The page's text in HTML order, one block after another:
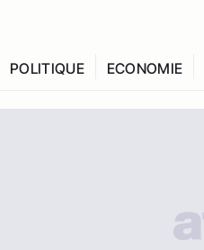
POLITIQUE ECONOMIE